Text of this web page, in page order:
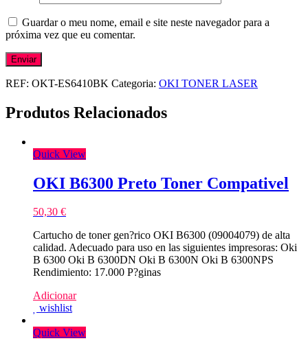
Guardar o meu nome, email e site neste navegador para a
próxima vez que eu comentar.
REF: OKT-ES6410BK Categoria: OKI TONER LASER
Produtos Relacionados
Quick View
OKI B6300 Preto Toner Compativel
50,30 €
Cartucho de toner gen?rico OKI B6300 (09004079) de alta
calidad. Adecuado para uso en las siguientes impresoras: Oki
B 6300 Oki B 6300DN Oki B 6300N Oki B 6300NPS
Rendimiento: 17.000 P?ginas
Adicionar
wishlist
Quick View